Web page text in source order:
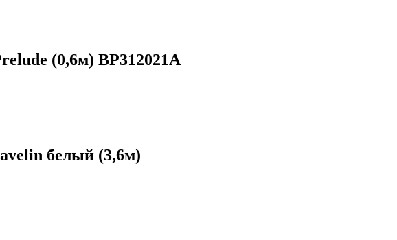
(0,6м) ВР312021А
белый (3,6м)